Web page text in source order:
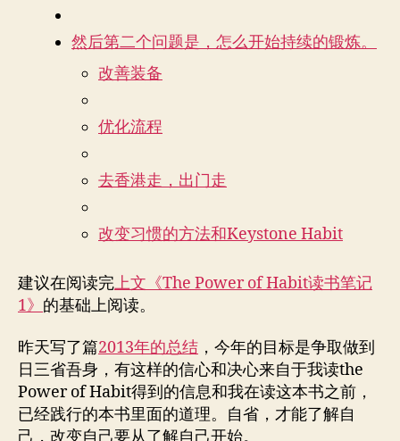
然后第二个问题是，怎么开始持续的锻炼。
改善装备
优化流程
去香港走，出门走
改变习惯的方法和Keystone Habit
建议在阅读完上文《The Power of Habit读书笔记
1》 的基础上阅读。
昨天写了篇2013年的总结 ，今年的目标是争取做到
日三省吾身，有这样的信心和决心来自于我读the
Power of Habit得到的信息和我在读这本书之前，
已经践行的本书里面的道理。自省，才能了解自